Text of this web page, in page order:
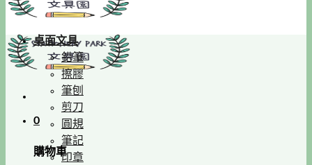
0
購物車
桌面文具
鉛筆
擦膠
筆刨
剪刀
圓規
筆記
印章